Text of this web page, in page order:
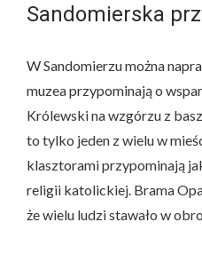
Sandomierska
W Sandomierzu można
muzea przypominają o
Królewski na wzgórzu z
to tylko jeden z wielu w
klasztorami przypominają
religii katolickiej. Brama
że wielu ludzi stawało w